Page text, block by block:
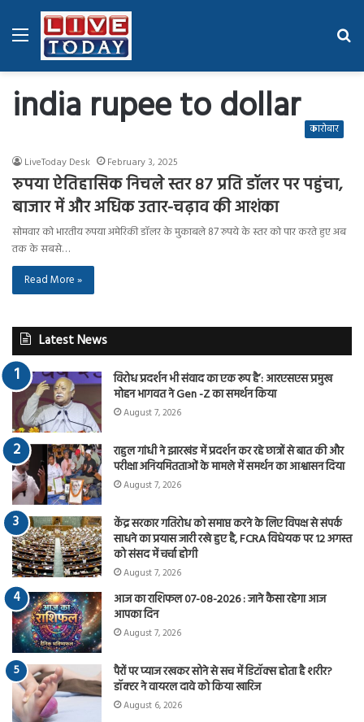
Menu
india rupee to dollar कारोबार
LiveToday Desk February 3, 2025
रुपया ऐतिहासिक निचले स्तर 87 प्रति डॉलर पर पहुंचा,
बाजार में और अधिक उतार-चढ़ाव की आशंका
सोमवार को भारतीय रुपया अमेरिकी डॉलर के मुकाबले 87 रुपये के स्तर को पार करते हुए अब
तक के सबसे…
Read More »
Latest News
विरोध प्रदर्शन भी संवाद का एक रूप है’: आरएसएस प्रमुख
मोहन भागवत ने Gen -Z का समर्थन किया
August 7, 2026
राहुल गांधी ने झारखंड में प्रदर्शन कर रहे छात्रों से बात की और
परीक्षा अनियमितताओं के मामले में समर्थन का आश्वासन दिया
August 7, 2026
केंद्र सरकार गतिरोध को समाप्त करने के लिए विपक्ष से संपर्क
साधने का प्रयास जारी रखे हुए है, FCRA विधेयक पर 12 अगस्त
को संसद में चर्चा होगी
August 7, 2026
आज का राशिफल 07-08-2026 : जाने कैसा रहेगा आज
आपका दिन
August 7, 2026
पैरों पर प्याज रखकर सोने से सच में डिटॉक्स होता है शरीर?
डॉक्टर ने वायरल दावे को किया खारिज
August 6, 2026